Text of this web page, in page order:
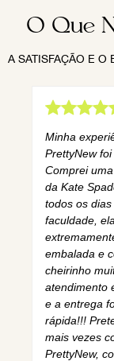
O Que
A SATISFAÇÃO E O
Minha
PrettyNew
Comprei
da Kate
todos os
faculdade,
embalada e
cheirinho
atendimento
e a entrega
rápida!!!
mais vezes
PrettyNew,